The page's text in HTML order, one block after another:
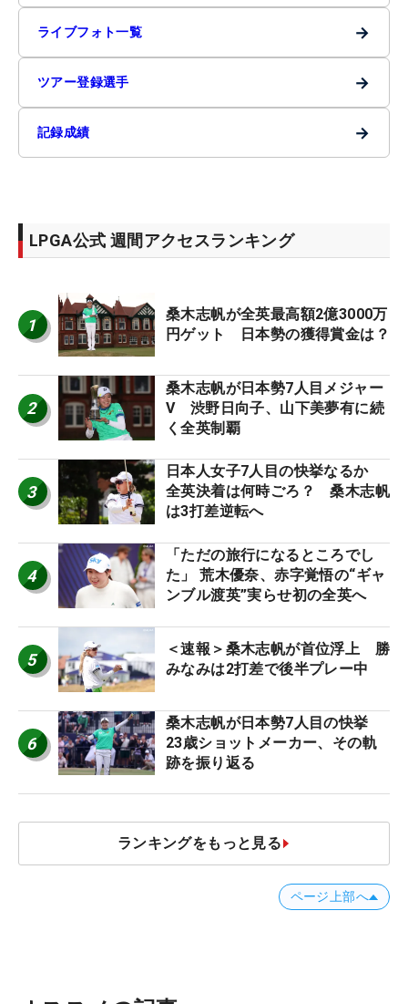
ライブフォト一覧 →
ツアー登録選手 →
記録成績 →
LPGA公式 週間アクセスランキング
1
桑木志帆が全英最高額2億3000万
円ゲット 日本勢の獲得賞金は？
2
桑木志帆が日本勢7人目メジャー
V 渋野日向子、山下美夢有に続
く全英制覇
3
日本人女子7人目の快挙なるか
全英決着は何時ごろ？ 桑木志帆
は3打差逆転へ
4
「ただの旅行になるところでし
た」 荒木優奈、赤字覚悟の“ギャ
ンブル渡英”実らせ初の全英へ
5
＜速報＞桑木志帆が首位浮上 勝
みなみは2打差で後半プレー中
6
桑木志帆が日本勢7人目の快挙
23歳ショットメーカー、その軌
跡を振り返る
ランキングをもっと見る
ページ上部へ